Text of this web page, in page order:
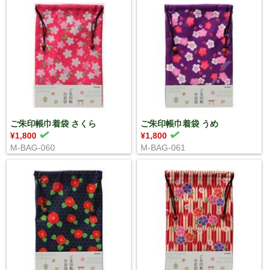
ご朱印帳巾着袋 さくら
¥1,800
M-BAG-060
ご朱印帳巾着袋 うめ
¥1,800
M-BAG-061